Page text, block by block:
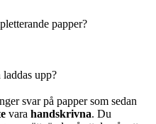
papper?
upp?
svar på papper som sedan
vara handskrivna. Du